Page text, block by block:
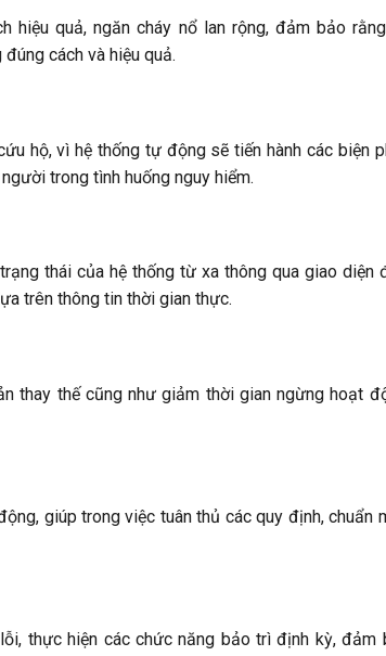
hiệu quả, ngăn cháy nổ lan rộng, đảm bảo
cách và hiệu quả.
hộ, vì hệ thống tự động sẽ tiến hành các biện
trong tình huống nguy hiểm.
thái của hệ thống từ xa thông qua giao diện
trên thông tin thời gian thực.
thay thế cũng như giảm thời gian ngừng hoạt
giúp trong việc tuân thủ các quy định, chuẩn
thực hiện các chức năng bảo trì định kỳ, đảm